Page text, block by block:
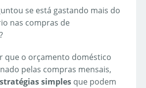
se está gastando mais do
nas compras de
que o orçamento doméstico
pelas compras mensais,
simples que podem